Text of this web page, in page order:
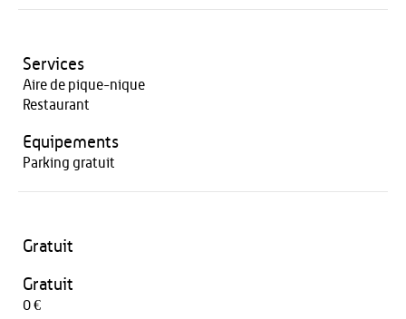
Services
Aire de pique-nique
Restaurant
Equipements
Parking gratuit
Gratuit
Gratuit
0 €